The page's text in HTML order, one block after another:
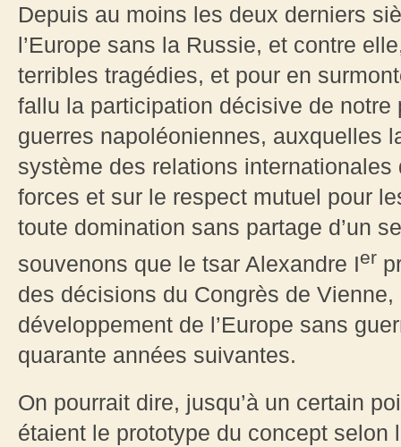
Depuis au moins les deux derniers
l’Europe sans la Russie, et contre
terribles tragédies, et pour en
fallu la participation décisive de notre
guerres napoléoniennes, auxquelles
système des relations internationales
forces et sur le respect mutuel pour
toute domination sans partage d’un
souvenons que le tsar Alexandre Ier
des décisions du Congrès de
développement de l’Europe sans
quarante années suivantes.
On pourrait dire, jusqu’à un certain
étaient le prototype du concept